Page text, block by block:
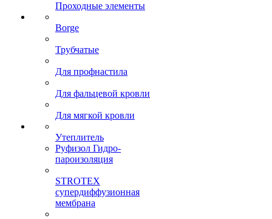
Проходные элементы
Borge
Трубчатые
Для профнастила
Для фальцевой кровли
Для мягкой кровли
Утеплитель
Руфизол Гидро-
пароизоляция
STROTEX
супердиффузионная
мембрана